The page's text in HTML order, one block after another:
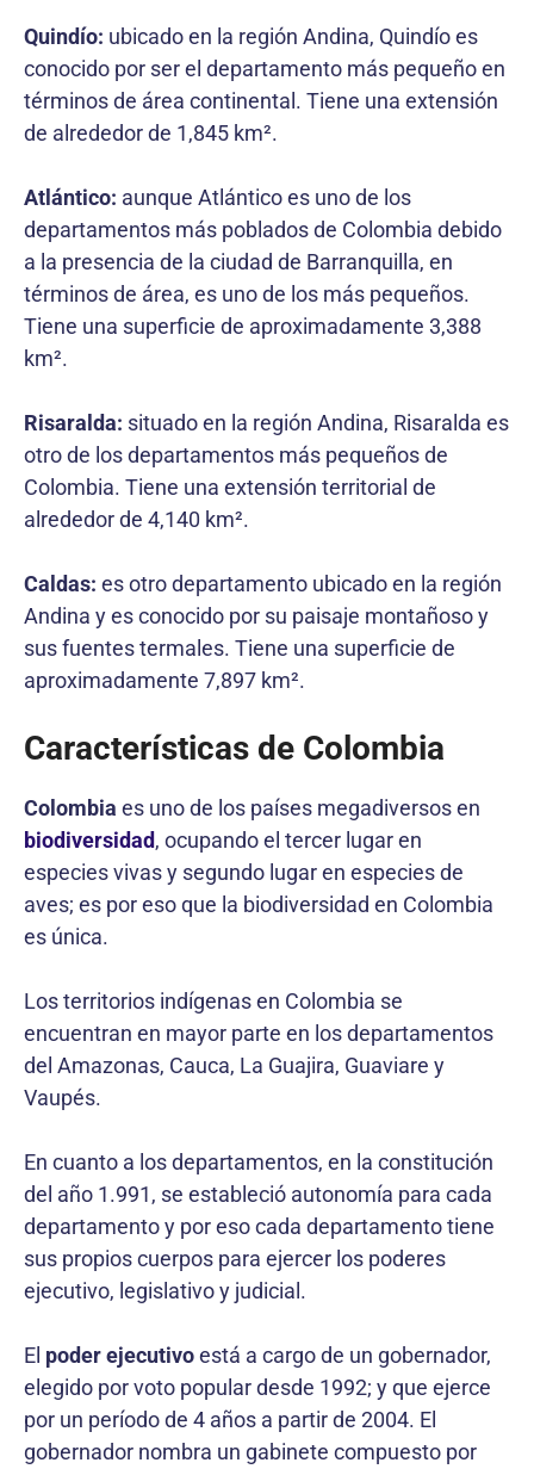
Quindío: ubicado en la región Andina, Quindío es
conocido por ser el departamento más pequeño en
términos de área continental. Tiene una extensión
de alrededor de 1,845 km².
Atlántico: aunque Atlántico es uno de los
departamentos más poblados de Colombia debido
a la presencia de la ciudad de Barranquilla, en
términos de área, es uno de los más pequeños.
Tiene una superficie de aproximadamente 3,388
km².
Risaralda: situado en la región Andina, Risaralda es
otro de los departamentos más pequeños de
Colombia. Tiene una extensión territorial de
alrededor de 4,140 km².
Caldas: es otro departamento ubicado en la región
Andina y es conocido por su paisaje montañoso y
sus fuentes termales. Tiene una superficie de
aproximadamente 7,897 km².
Características de Colombia
Colombia es uno de los países megadiversos en
biodiversidad, ocupando el tercer lugar en
especies vivas y segundo lugar en especies de
aves; es por eso que la biodiversidad en Colombia
es única.
Los territorios indígenas en Colombia se
encuentran en mayor parte en los departamentos
del Amazonas, Cauca, La Guajira, Guaviare y
Vaupés.
En cuanto a los departamentos, en la constitución
del año 1.991, se estableció autonomía para cada
departamento y por eso cada departamento tiene
sus propios cuerpos para ejercer los poderes
ejecutivo, legislativo y judicial.
El poder ejecutivoestá a cargo de un gobernador,
elegido por voto popular desde 1992; y que ejerce
por un período de 4 años a partir de 2004. El
gobernador nombra un gabinete compuesto por